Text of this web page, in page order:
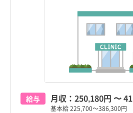
佐賀県
西東京市
天王洲アイル駅
給与 月収： 250,180円 〜
基本給 225,700～386,300円
佐賀県
西東京市
天王洲アイル駅